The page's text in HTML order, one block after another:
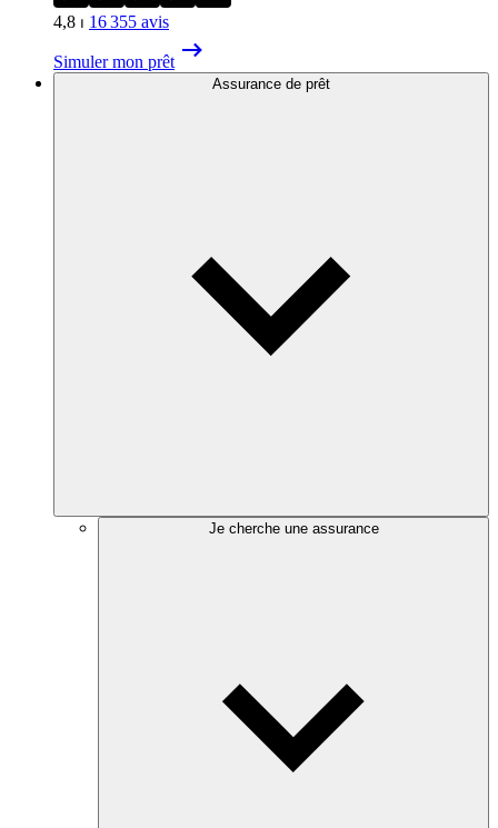
4,8 ⏐ 16 355 avis
Simuler mon prêt
Assurance de prêt
Je cherche une assurance